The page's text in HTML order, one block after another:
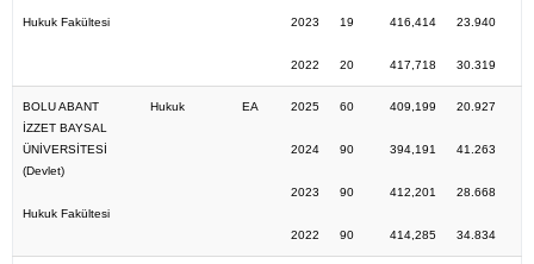
Hukuk Fakültesi 2023
2022
19
20
416,414
417,718
23.940
30.319
BOLU ABANT
İZZET BAYSAL
ÜNİVERSİTESİ
(Devlet)
Hukuk Fakültesi
Hukuk EA 2025
2024
2023
2022
60
90
90
90
409,199
394,191
412,201
414,285
20.927
41.263
28.668
34.834